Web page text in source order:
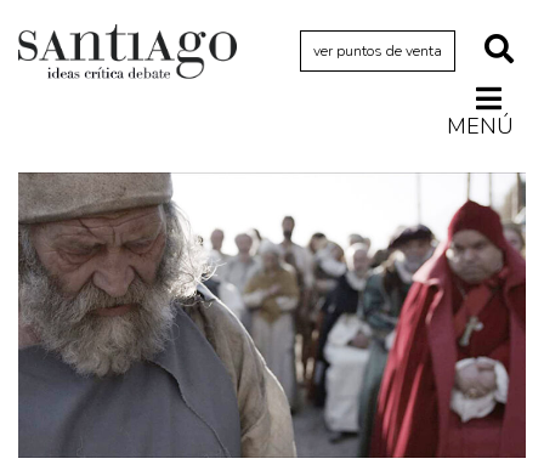
ver puntos de venta
MENÚ
Actualidad
Archivo Cenfoto-UDP
Arquetipos de situación
Artes visuales
Ciencia
Cine y televisión
Ciudad
Cómics